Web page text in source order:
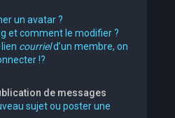
un avatar ?
et comment le modifier ?
courrield’un membre, on
!?
de messages
sujet ou poster une